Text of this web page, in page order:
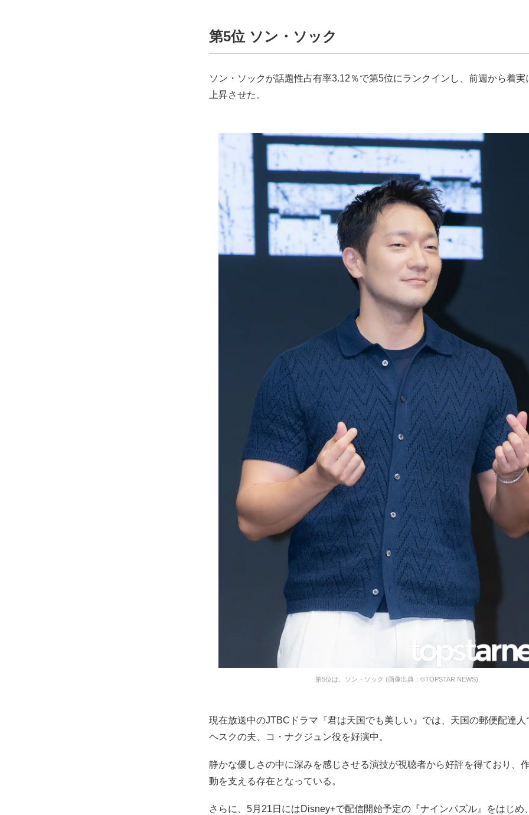
第5位 ソン・ソック
ソン・ソックが話題性占有率3.12％で第5位にランクインし、前週から着実
上昇させた。
第5位は、ソン・ソック (画像出典：©TOPSTAR NEWS)
現在放送中のJTBCドラマ『君は天国でも美しい』では、天国の郵便配達人
ヘスクの夫、コ・ナクジュン役を好演中。
静かな優しさの中に深みを感じさせる演技が視聴者から好評を得ており、
動を支える存在となっている。
さらに、5月21日にはDisney+で配信開始予定の『ナインパズル』をはじめ